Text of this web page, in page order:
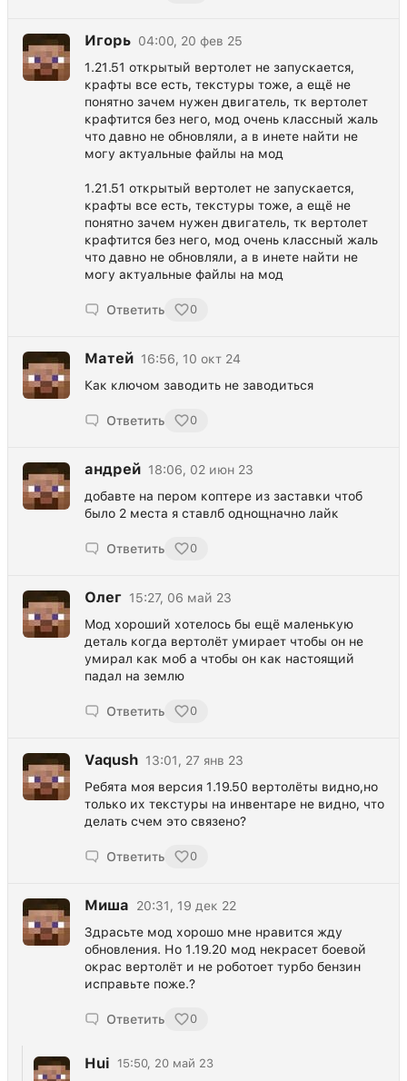
Игорь 04:00, 20 фев 25
1.21.51 открытый вертолет не запускается,
крафты все есть, текстуры тоже, а ещё не
понятно зачем нужен двигатель, тк вертолет
крафтится без него, мод очень классный жаль
что давно не обновляли, а в инете найти не
могу актуальные файлы на мод
1.21.51 открытый вертолет не запускается,
крафты все есть, текстуры тоже, а ещё не
понятно зачем нужен двигатель, тк вертолет
крафтится без него, мод очень классный жаль
что давно не обновляли, а в инете найти не
могу актуальные файлы на мод
Ответить 0
Матей 16:56, 10 окт 24
Как ключом заводить не заводиться
Ответить 0
андрей 18:06, 02 июн 23
добавте на пером коптере из заставки чтоб
было 2 места я ставлб однощначно лайк
Ответить 0
Олег 15:27, 06 май 23
Мод хороший хотелось бы ещё маленькую
деталь когда вертолёт умирает чтобы он не
умирал как моб а чтобы он как настоящий
падал на землю
Ответить 0
Vaqush 13:01, 27 янв 23
Ребята моя версия 1.19.50 вертолёты видно,но
только их текстуры на инвентаре не видно, что
делать счем это связено?
Ответить 0
Миша
20:31, 19 дек 22
Здрасьте мод хорошо мне нравится жду
обновления. Но 1.19.20 мод некрасет боевой
окрас вертолёт и не роботоет турбо бензин
исправьте поже.?
Ответить 0
Hui 15:50, 20 май 23